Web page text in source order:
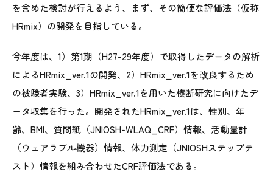
を含めた検討が行えるよう、まず、その簡便な評価法（仮称
HRmix）の開発を目指している。
今年度は、1）第1期（H27-29年度）で取得したデータの解析
によるHRmix_ver.1の開発、2）HRmix_ver.1を改良するため
の被験者実験、3）HRmix_ver.1を用いた横断研究に向けたデ
ータ収集を行った。開発されたHRmix_ver.1は、性別、年
齢、BMI、質問紙（JNIOSH-WLAQ_CRF）情報、活動量計
（ウェアラブル機器）情報、体力測定（JNIOSHステップテ
スト）情報を組み合わせたCRF評価法である。